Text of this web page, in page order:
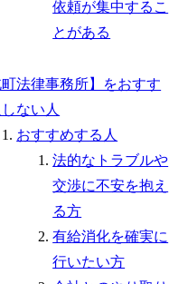
依頼が集中するこ
とがある
町法律事務所】をおすす
ない人
おすすめする人
法的なトラブルや
交渉に不安を抱え
る方
有給消化を確実に
行いたい方